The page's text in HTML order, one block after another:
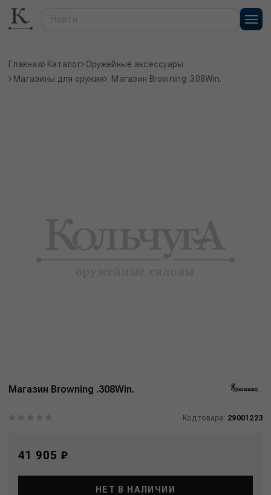
Главная Каталог Оружейные аксессуары
Магазины для оружия
Магазин Browning .308Win.
Магазин Browning .308Win.
Код товара: 29001223
41 905 ₽
НЕТ В НАЛИЧИИ